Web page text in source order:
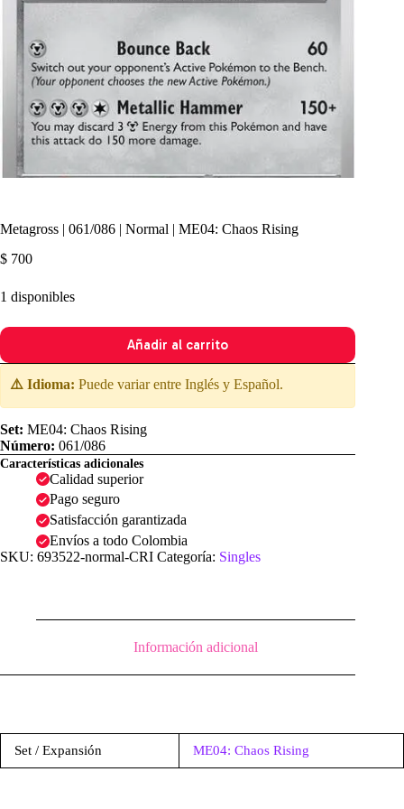
Metagross | 061/086 | Normal | ME04: Chaos Rising
$ 700
1 disponibles
Añadir al carrito
⚠️ Idioma: Puede variar entre Inglés y Español.
Set: ME04: Chaos Rising
Número: 061/086
Características adicionales
Calidad superior
Pago seguro
Satisfacción garantizada
Envíos a todo Colombia
SKU: 693522-normal-CRI Categoría: Singles
Información adicional
Set / Expansión ME04: Chaos Rising